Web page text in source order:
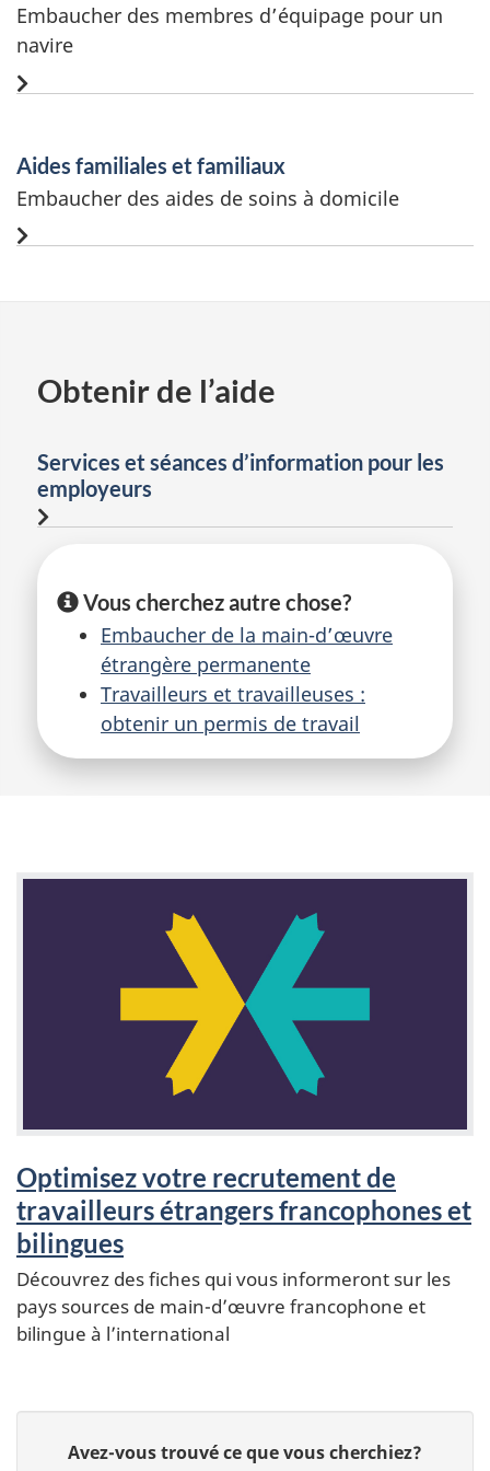
Embaucher des membres d’équipage pour un
navire
Aides familiales et familiaux
Embaucher des aides de soins à domicile
Obtenir de l’aide
Services et séances d’information pour les
employeurs
Vous cherchez autre chose?
Embaucher de la main-d’œuvre
étrangère permanente
Travailleurs et travailleuses :
obtenir un permis de travail
F
r
e
s
Optimisez votre recrutement de
travailleurs étrangers francophones et
bilingues
Découvrez des fiches qui vous informeront sur les
pays sources de main-d’œuvre francophone et
bilingue à l’international
Avez-vous trouvé ce que vous cherchiez?